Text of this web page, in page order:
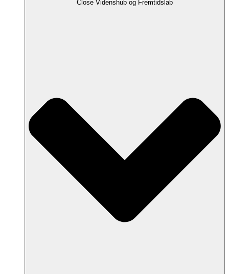
Close Videnshub og Fremtidslab